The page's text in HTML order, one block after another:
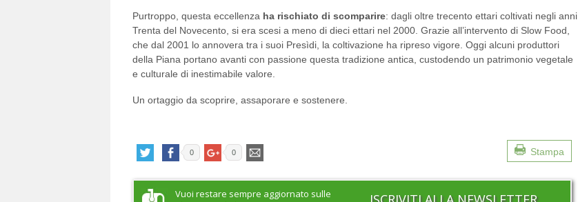
Purtroppo, questa eccellenza ha rischiato di scomparire: dagli oltre trecento ettari coltivati negli anni
Trenta del Novecento, si era scesi a meno di dieci ettari nel 2000. Grazie all’intervento di Slow Food,
che dal 2001 lo annovera tra i suoi Presìdi, la coltivazione ha ripreso vigore. Oggi alcuni produttori
della Piana portano avanti con passione questa tradizione antica, custodendo un patrimonio vegetale
e culturale di inestimabile valore.
Un ortaggio da scoprire, assaporare e sostenere.
Stampa
0 0
Vuoi restare sempre aggiornato sulle